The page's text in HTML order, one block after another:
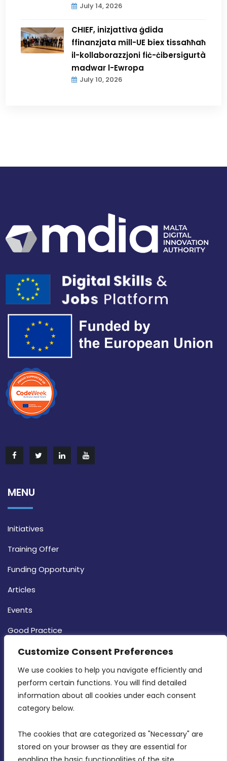
Customize Consent Preferences
We use cookies to help you navigate efficiently and
perform certain functions. You will find detailed
information about all cookies under each consent
category below.
The cookies that are categorized as "Necessary" are
stored on your browser as they are essential for
July 14, 2026
CHIEF, inizjattiva ġdida
ffinanzjata mill-UE biex tissaħħaħ
il-kollaborazzjoni fiċ-ċibersigurtà
madwar l-Ewropa
July 10, 2026
MENU
Initiatives
Training Offer
Funding Opportunity
Articles
Events
Good Practice
Strategy
CONTACT INFO
MDIA, Twenty20 Business Centre, Triq l-
Birkirkara, CBD 3050
(356) 21 828 800